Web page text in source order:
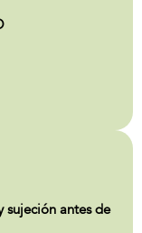
sujeción antes de